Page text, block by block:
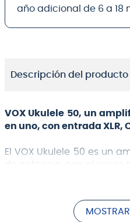
año adicional de 6 a 18
Descripción del producto
VOX Ukulele 50, un
en uno, con entrada XLR,
El VOX Ukulele 50 es un
de potencia, con el rango
para ukeleles
mesa de mezclas o a